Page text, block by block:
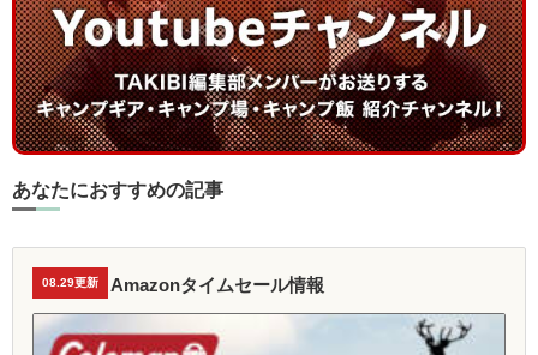
あなたにおすすめの記事
08.29更新 Amazonタイムセール情報